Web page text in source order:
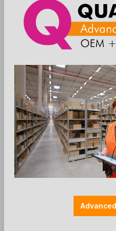
angezeigt
Zum Merkzettel
Farbe: schwarz
Peripherie-Arme
SP2 (44.5
SpacePole -
Ergonomic Solutions /
SP2 Doppel-Peripherie-Arm